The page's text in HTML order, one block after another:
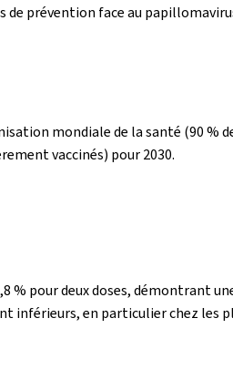
prévention face au
mondiale de la santé (90 %
vaccinés) pour 2030.
% pour deux doses, démontrant
inférieurs, en particulier chez les